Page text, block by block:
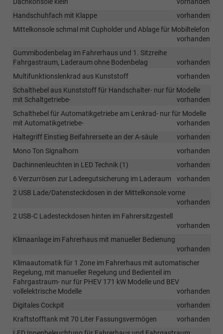
Handschuhfach mit Klappe
vorhanden
Mittelkonsole schmal mit Cupholder und Ablage für Mobiltelefon
vorhanden
Gummibodenbelag im Fahrerhaus und 1. Sitzreihe
Fahrgastraum, Laderaum ohne Bodenbelag
vorhanden
Multifunktionslenkrad aus Kunststoff
vorhanden
Schalthebel aus Kunststoff für Handschalter- nur für Modelle
mit Schaltgetriebe-
vorhanden
Schalthebel für Automatikgetriebe am Lenkrad- nur für Modelle
mit Automatikgetriebe-
vorhanden
Haltegriff Einstieg Beifahrerseite an der A-säule
vorhanden
Mono Ton Signalhorn
vorhanden
Dachinnenleuchten in LED Technik (1)
vorhanden
6 Verzurrösen zur Ladeegutsicherung im Laderaum
vorhanden
2 USB Lade/Datensteckdosen in der Mittelkonsole vorne
vorhanden
2 USB-C Ladesteckdosen hinten im Fahrersitzgestell
vorhanden
Klimaanlage im Fahrerhaus mit manueller Bedienung
vorhanden
Klimaautomatik für 1 Zone im Fahrerhaus mit automatischer
Regelung, mit manueller Regelung und Bedienteil im
Fahrgastraum- nur für PHEV 171 kW Modelle und BEV
vollelektrische Modelle
vorhanden
Digitales Cockpit
vorhanden
Kraftstofftank mit 70 Liter Fassungsvermögen
vorhanden